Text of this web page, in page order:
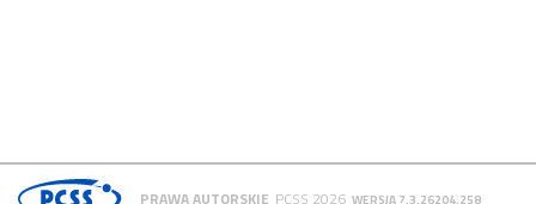
PRAWA AUTORSKIE PCSS 2026 WERSJA 7.3.26204.258